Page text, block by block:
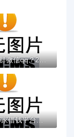
网贷口子群微信qq？2026最新测评10个不上征...
2026年哪家借钱平台正规，超热门的10个很多...